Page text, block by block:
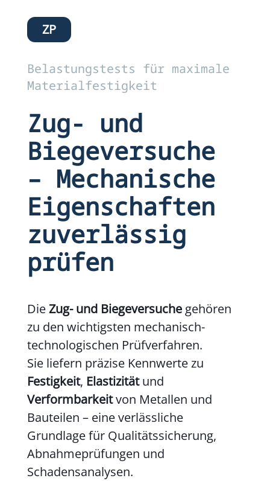
ZP
Belastungstests für maximale
Materialfestigkeit
Zug- und
Biegeversuche
– Mechanische
Eigenschaften
zuverlässig
prüfen
DieZug- und Biegeversuchegehören
zu den wichtigsten mechanisch-
technologischen Prüfverfahren.
Sie liefern präzise Kennwerte zu
Festigkeit, Elastizitätund
Verformbarkeitvon Metallen und
Bauteilen – eine verlässliche
Grundlage für Qualitätssicherung,
Abnahmeprüfungen und
Schadensanalysen.